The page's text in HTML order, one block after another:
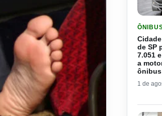
de SP
7.051
a
ônibus
1 de